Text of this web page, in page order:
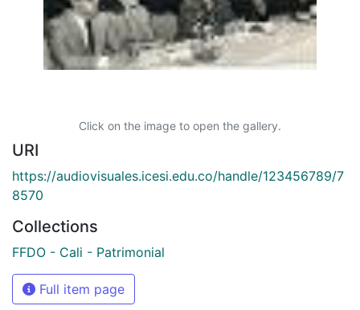
Click on the image to open the gallery.
URI
https://audiovisuales.icesi.edu.co/handle/123456789/7
8570
Collections
FFDO - Cali - Patrimonial
Full item page